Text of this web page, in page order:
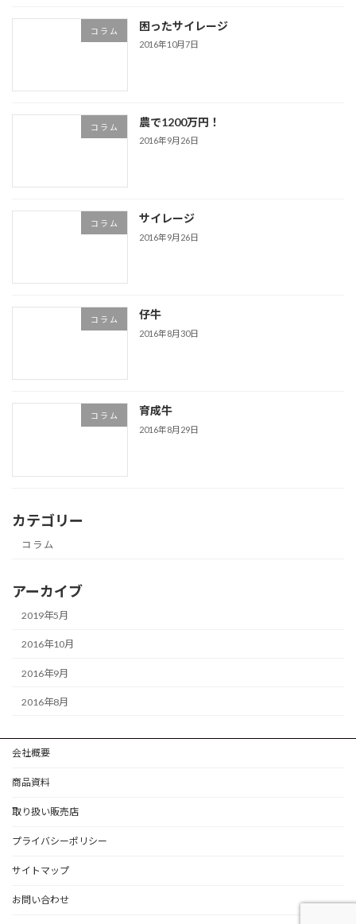
コ ラ ム 困ったサイレージ
2016年10月7日
コ ラ ム 農で1200万円！
2016年9月26日
コ ラ ム サイレージ
2016年9月26日
コ ラ ム 仔牛
2016年8月30日
コ ラ ム 育成牛
2016年8月29日
カテゴリー
コ ラ ム
アーカイブ
2019年5月
2016年10月
2016年9月
2016年8月
会社概要
商品資料
取り扱い販売店
プライバシーポリシー
サイトマップ
お問い合わせ